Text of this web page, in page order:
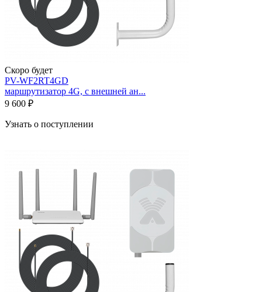
Скоро будет
PV-WF2RT4GD
маршрутизатор 4G, с внешней ан...
9 600 ₽
Узнать о поступлении